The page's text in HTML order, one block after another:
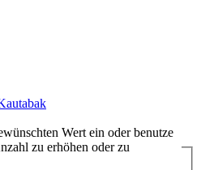
Wert ein oder benutze
zu erhöhen oder zu